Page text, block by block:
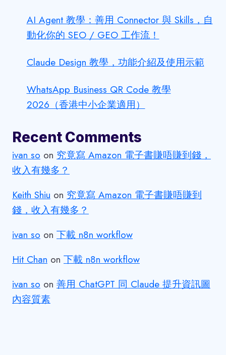
AI Agent 教學：善用 Connector 與 Skills，自
動化你的 SEO / GEO 工作流！
Claude Design 教學，功能介紹及使用示範
WhatsApp Business QR Code 教學
2026（香港中小企業適用）
Recent Comments
ivan so on 究竟寫 Amazon 電子書賺唔賺到錢，
收入有幾多？
Keith Shiu on 究竟寫 Amazon 電子書賺唔賺到
錢，收入有幾多？
ivan so on 下載 n8n workflow
Hit Chan on 下載 n8n workflow
ivan so on 善用 ChatGPT 同 Claude 提升資訊圖
內容質素